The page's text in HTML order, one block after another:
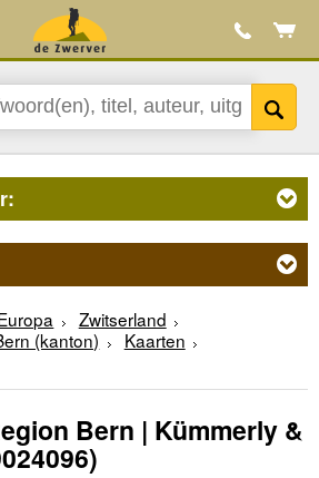
Zwitserland
(kanton)
Kaarten
Bern | Kümmerly &